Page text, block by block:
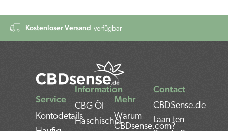
Kostenloser Versand verfügbar
Contact
CBDSense.de
Laan ten
Service
Kontodetails
Information
CBG Öl
Haschischöl
Mehr
Warum
CBDsense.com?